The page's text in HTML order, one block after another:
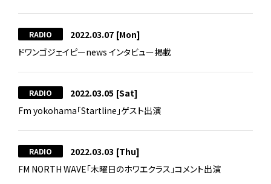
RADIO 2022.03.07 [Mon]
ドワンゴジェイピーnews インタビュー掲載
RADIO 2022.03.05 [Sat]
Fm yokohama「Startline」ゲスト出演
RADIO 2022.03.03 [Thu]
FM NORTH WAVE「木曜日のホワエクラス」コメント出演